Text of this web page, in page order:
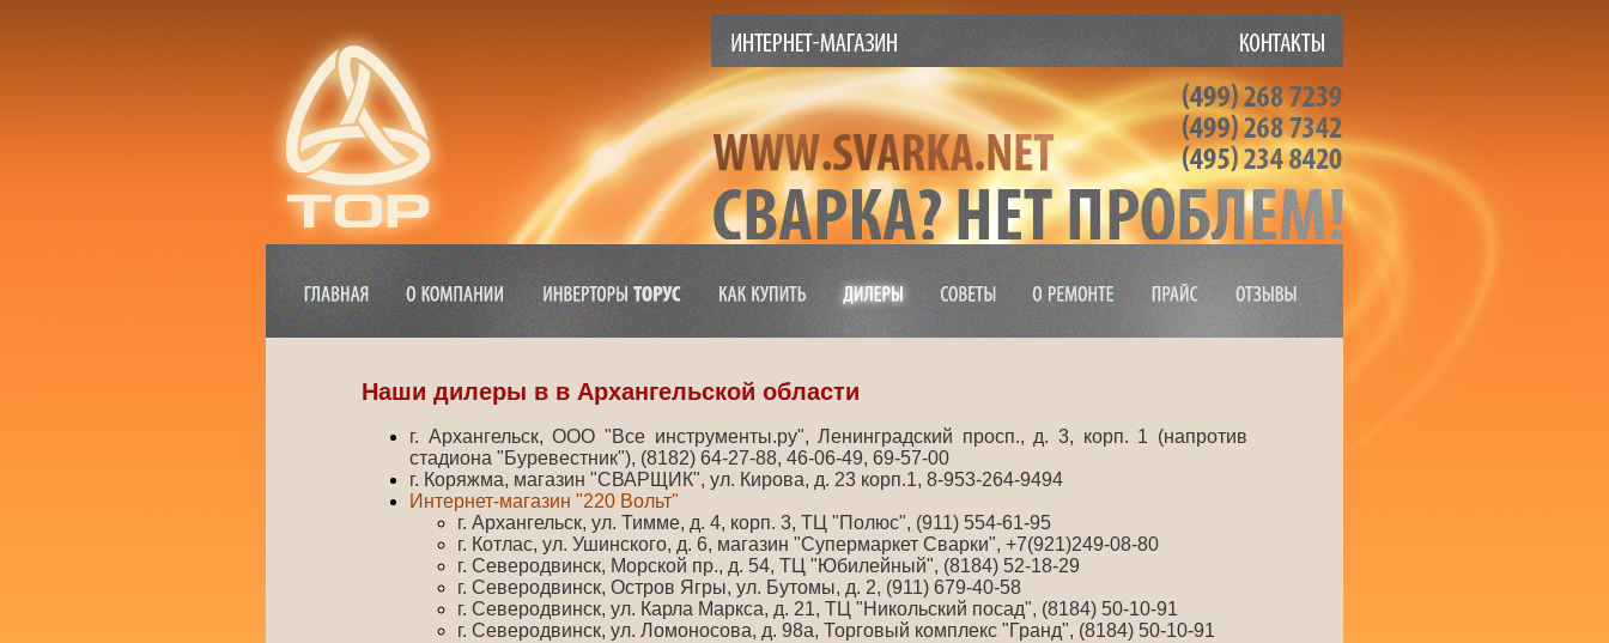
Наши дилеры в в Архангельской области
г. Архангельск, ООО "Все инструменты.ру", Ленинградский просп., д. 3, корп. 1 (напротив
стадиона "Буревестник"), (8182) 64-27-88, 46-06-49, 69-57-00
г. Коряжма, магазин "СВАРЩИК", ул. Кирова, д. 23 корп.1, 8-953-264-9494
Интернет-магазин "220 Вольт"
г. Архангельск, ул. Тимме, д. 4, корп. 3, ТЦ "Полюс", (911) 554-61-95
г. Котлас, ул. Ушинского, д. 6, магазин "Супермаркет Сварки", +7(921)249-08-80
г. Северодвинск, Морской пр., д. 54, ТЦ "Юбилейный", (8184) 52-18-29
г. Северодвинск, Остров Ягры, ул. Бутомы, д. 2, (911) 679-40-58
г. Северодвинск, ул. Карла Маркса, д. 21, ТЦ "Никольский посад", (8184) 50-10-91
г. Северодвинск, ул. Ломоносова, д. 98а, Торговый комплекс "Гранд", (8184) 50-10-91